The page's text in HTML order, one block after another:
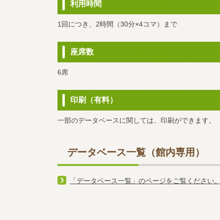
利用時間
1回につき、2時間（30分×4コマ）まで
座席数
6席
印刷（有料）
一部のデータベースに関しては、印刷ができます。
データベース一覧（館内専用）
「データベース一覧」のページをご覧ください